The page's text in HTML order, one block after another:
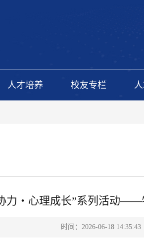
人才培养 校友专栏
力・心理成长”系列活动
时间：2026-06-18 14:35:43